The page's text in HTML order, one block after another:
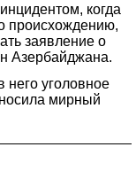
когда
происхождению,
заявление о
Азербайджана.
него уголовное
мирный